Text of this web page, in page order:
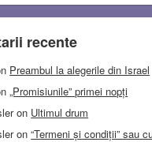
recente
Preambul la alegerile din Israel
„Promisiunile” primei nopți
on Ultimul drum
on“Termeni și condiții” sau